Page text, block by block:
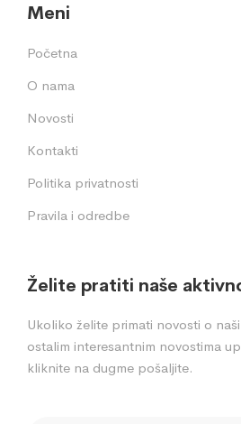
Meni
Početna
O nama
Novosti
Kontakti
Politika privatnosti
Pravila i odredbe
Želite pratiti naše
Ukoliko želite primati novosti o
ostalim interesantnim novostima
kliknite na dugme pošaljite.